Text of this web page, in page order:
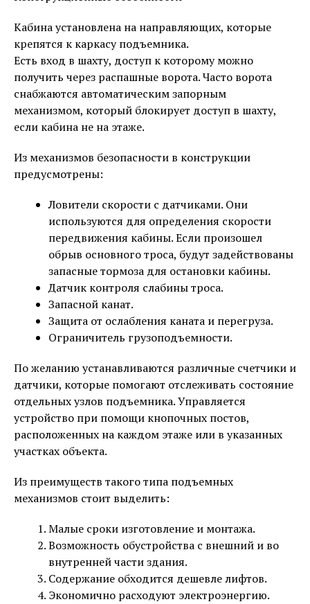
Кабина установлена на направляющих, которые
крепятся к каркасу подъемника.
Есть вход в шахту, доступ к которому можно
получить через распашные ворота. Часто ворота
снабжаются автоматическим запорным
механизмом, который блокирует доступ в шахту,
если кабина не на этаже.
Из механизмов безопасности в конструкции
предусмотрены:
Ловители скорости с датчиками. Они
используются для определения скорости
передвижения кабины. Если произошел
обрыв основного троса, будут задействованы
запасные тормоза для остановки кабины.
Датчик контроля слабины троса.
Запасной канат.
Защита от ослабления каната и перегруза.
Ограничитель грузоподъемности.
По желанию устанавливаются различные счетчики и
датчики, которые помогают отслеживать состояние
отдельных узлов подъемника. Управляется
устройство при помощи кнопочных постов,
расположенных на каждом этаже или в указанных
участках объекта.
Из преимуществ такого типа подъемных
механизмов стоит выделить:
Малые сроки изготовление и монтажа.
Возможность обустройства с внешний и во
внутренней части здания.
Содержание обходится дешевле лифтов.
Экономично расходуют электроэнергию.